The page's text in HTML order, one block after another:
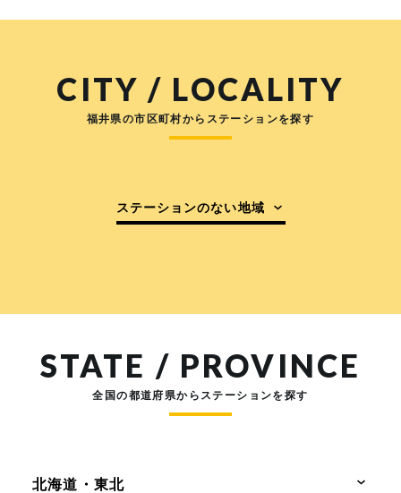
CITY / LOCALITY
福井県の市区町村からステーションを探す
ステーションのない地域
STATE / PROVINCE
全国の都道府県からステーションを探す
北海道・東北